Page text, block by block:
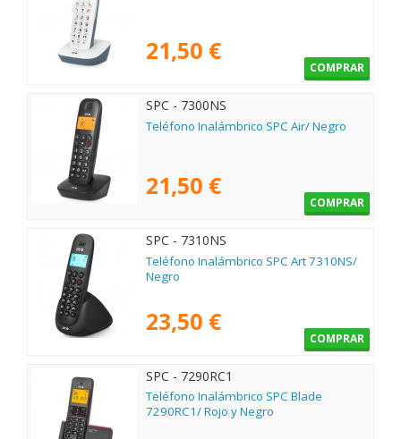
21,50 €
COMPRAR
SPC - 7300NS
Teléfono Inalámbrico SPC Air/ Negro
21,50 €
COMPRAR
SPC - 7310NS
Teléfono Inalámbrico SPC Art 7310NS/
Negro
23,50 €
COMPRAR
SPC - 7290RC1
Teléfono Inalámbrico SPC Blade
7290RC1/ Rojo y Negro